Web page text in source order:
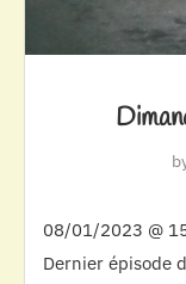
08/01/2023 @
Dernier épisode